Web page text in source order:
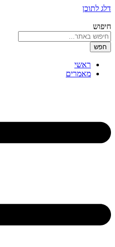
דלג לתוכן
חיפוש
חפש
ראשי
מאמרים